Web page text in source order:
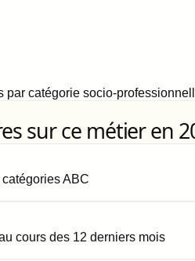
par catégorie socio-
sur ce métier en
catégories ABC
cours des 12 derniers mois